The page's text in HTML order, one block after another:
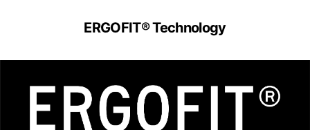
ERGOFIT® Technology